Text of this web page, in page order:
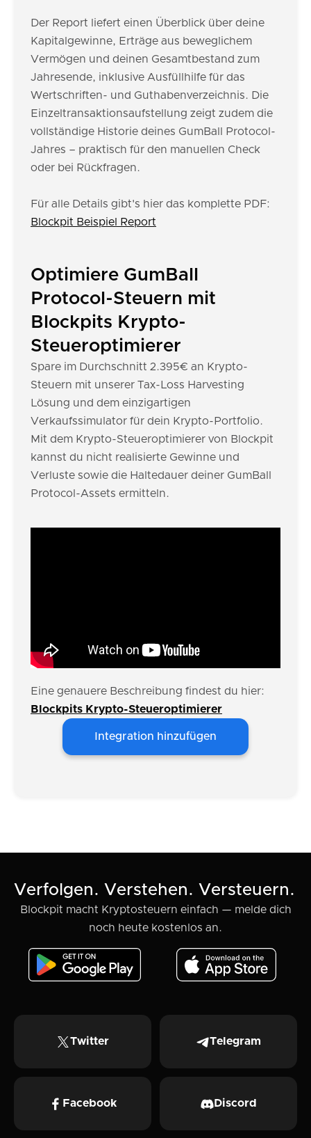
Der Report liefert einen Überblick über deine
Kapitalgewinne, Erträge aus beweglichem
Vermögen und deinen Gesamtbestand zum
Jahresende, inklusive Ausfüllhilfe für das
Wertschriften- und Guthabenverzeichnis. Die
Einzeltransaktionsaufstellung zeigt zudem die
vollständige Historie deines GumBall Protocol-
Jahres – praktisch für den manuellen Check
oder bei Rückfragen.
Für alle Details gibt's hier das komplette PDF:
Blockpit Beispiel Report
Optimiere GumBall
Protocol-Steuern mit
Blockpits Krypto-
Steueroptimierer
Spare im Durchschnitt 2.395€ an Krypto-
Steuern mit unserer Tax-Loss Harvesting
Lösung und dem einzigartigen
Verkaufssimulator für dein Krypto-Portfolio.
Mit dem Krypto-Steueroptimierer von Blockpit
kannst du nicht realisierte Gewinne und
Verluste sowie die Haltedauer deiner GumBall
Protocol-Assets ermitteln.
Eine genauere Beschreibung findest du hier:
Blockpits Krypto-Steueroptimierer
Integration hinzufügen
Verfolgen. Verstehen. Versteuern.
Blockpit macht Kryptosteuern einfach — melde dich
noch heute kostenlos an.
Twitter Telegram
Facebook Discord